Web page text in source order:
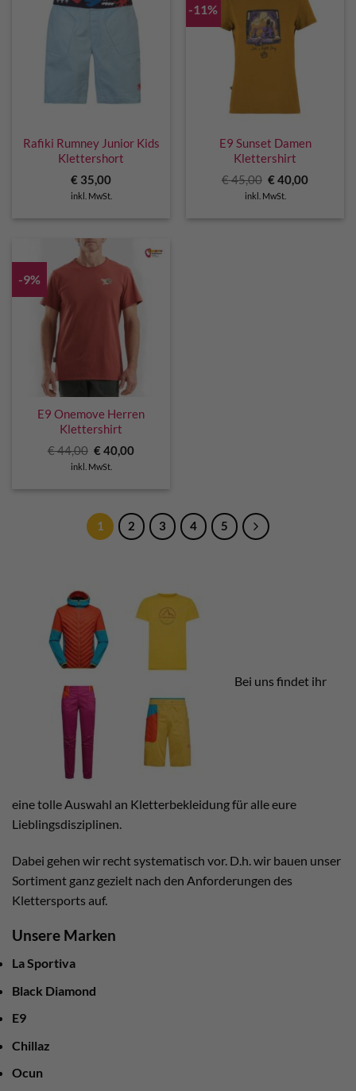
Rafiki Rumney Junior Kids
Klettershort
€ 35,00
inkl. MwSt.
-11%
E9 Sunset Damen
Klettershirt
€45,00 Ursprünglicher
Preis
war:
€40,00
inkl. MwSt.
-9%
E9 Onemove Herren
Klettershirt
€44,00 Ursprünglicher
Preis
war:
€ 40,00Aktueller
inkl. MwSt.
1 2 3 4 5
Bei uns findet ihr
eine tolle Auswahl an Kletterbekleidung für alle eure
Lieblingsdisziplinen.
Dabei gehen wir recht systematisch vor. D.h. wir bauen unser
Sortiment ganz gezielt nach den Anforderungen des
Klettersports auf.
Unsere Marken
La Sportiva
Black Diamond
E9
Chillaz
Ocun